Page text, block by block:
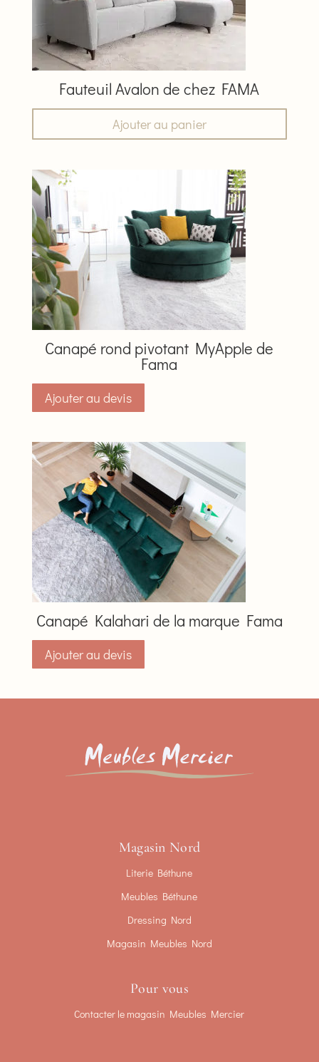
Fauteuil Avalon de chez FAMA
Ajouter au panier
Canapé rond pivotant MyApple de
Fama
Canapé Kalahari de la marque Fama
Magasin Nord
Literie Béthune
Meubles Béthune
Dressing Nord
Magasin Meubles Nord
Pour vous
Contacter le magasin Meubles Mercier